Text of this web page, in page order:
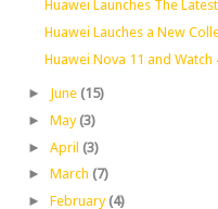
Huawei Launches The
Huawei Lauches a New
Huawei Nova 11 and
► June (15)
► May (3)
► April (3)
► March (7)
► February (4)